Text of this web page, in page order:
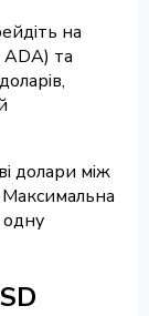
на
ADA) та
долари між
одну